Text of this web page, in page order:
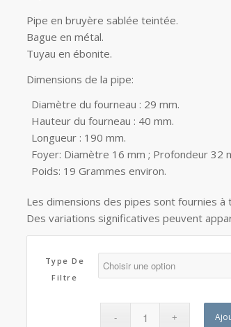
Pipe en bruyère sablée teintée.
Bague en métal.
Tuyau en ébonite.
Dimensions de la pipe:
Diamètre du fourneau : 29 mm.
Hauteur du fourneau : 40 mm.
Longueur : 190 mm.
Foyer: Diamètre 16 mm ; Profondeur 32
Poids: 19 Grammes environ.
Les dimensions des pipes sont fournies à
Des variations significatives peuvent
Type De
Filtre